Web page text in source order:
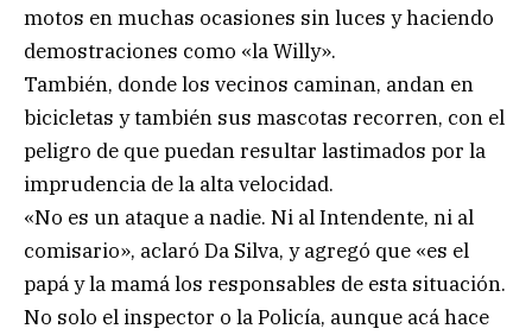
motos en muchas ocasiones sin luces y haciendo
demostraciones como «la Willy».
También, donde los vecinos caminan, andan en
bicicletas y también sus mascotas recorren, con el
peligro de que puedan resultar lastimados por la
imprudencia de la alta velocidad.
«No es un ataque a nadie. Ni al Intendente, ni al
comisario», aclaró Da Silva, y agregó que «es el
papá y la mamá los responsables de esta situación.
No solo el inspector o la Policía, aunque acá hace